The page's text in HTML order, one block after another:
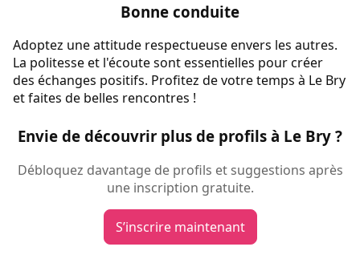
Bonne conduite
Adoptez une attitude respectueuse envers les autres.
La politesse et l'écoute sont essentielles pour créer
des échanges positifs. Profitez de votre temps à Le Bry
et faites de belles rencontres !
Envie de découvrir plus de profils à Le Bry ?
Débloquez davantage de profils et suggestions après
une inscription gratuite.
S’inscrire maintenant